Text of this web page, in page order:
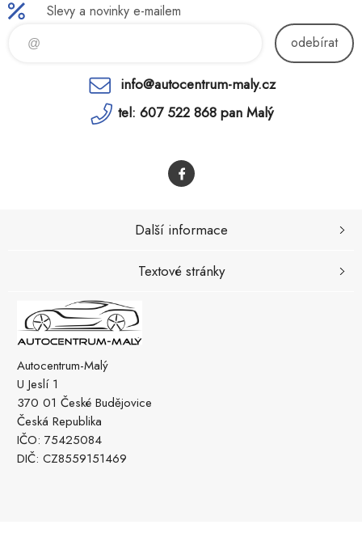
Slevy a novinky e-mailem
odebírat
info@autocentrum-maly.cz
tel: 607 522 868 pan Malý
Autocentrum-Malý
U Jeslí 1
370 01 České Budějovice
Česká Republika
IČO: 75425084
DIČ: CZ8559151469
Další informace
Textové stránky